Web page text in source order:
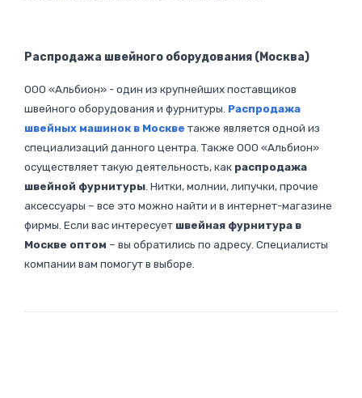
Распродажа швейного оборудования (Москва)
ООО «Альбион» - один из крупнейших поставщиков
швейного оборудования и фурнитуры. Распродажа
швейных машинок в Москве также является одной из
специализаций данного центра. Также ООО «Альбион»
осуществляет такую деятельность, как распродажа
швейной фурнитуры. Нитки, молнии, липучки, прочие
аксессуары – все это можно найти и в интернет-магазине
фирмы. Если вас интересует швейная фурнитура в
Москве оптом – вы обратились по адресу. Специалисты
компании вам помогут в выборе.